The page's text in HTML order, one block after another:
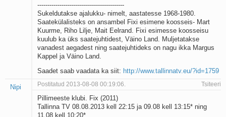
-------------------------------------------
Sukeldutakse ajalukku- nimelt, aastatesse 1968-1980.
Saatekülalisteks on ansambel Fixi esimene koosseis- Mart
Kuurme, Riho Lilje, Mait Eelrand. Fixi esimesse koosseisu
kuulub ka üks saatejuhtidest, Väino Land. Muljetatakse
vanadest aegadest ning saatejuhtideks on nagu ikka Margus
Kappel ja Väino Land.
Saadet saab vaadata ka siit: http://www.tallinnatv.eu/?id=1759
Nipi Postitatud 2013-08-08 00:19:06. Tsiteeri
Pillimeeste klubi. Fix (2011)
Tallinna TV 08.08.2013 kell 22:15 ja 09.08 kell 13:15* ning
11.08 kell 10:20*